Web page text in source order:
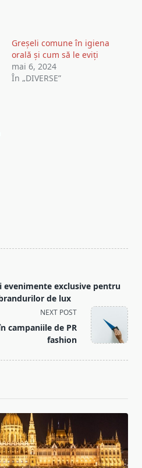
Greșeli comune în igiena
orală și cum să le eviți
mai 6, 2024
În „DIVERSE”
evenimente exclusive pentru
de lux
NEXT POST
campaniile de PR
fashion